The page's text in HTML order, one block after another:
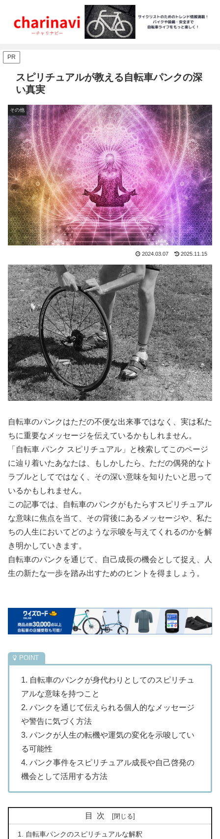
PR
スピリチュアルが教える自転車パンクの深
い真実
その他
2024.03.07 2025.11.15
自転車のパンクはただの不便な出来事ではなく、実は私た
ちに重要なメッセージを伝えているかもしれません。
「自転車 パンク スピリチュアル」と検索してこのページ
に辿り着いたあなたは、もしかしたら、ただの偶発的なト
ラブルとしてではなく、その深い意味を知りたいと思って
いるかもしれません。
この記事では、自転車のパンクがもたらすスピリチュアル
な意味に焦点を当て、その背後にあるメッセージや、私た
ちの人生においてどのような示唆を与えてくれるのかを解
き明かしていきます。
自転車のパンクを通じて、自己成長の機会として捉え、人
生の新たな一歩を踏み出すためのヒントを得ましょう。
1. 自転車のパンクが身代わりとしてのスピリチュ
アルな意味を持つこと
2. パンクを通じて伝えられる個人的なメッセージ
や警告に気づく方法
3. パンクが人生の転機や運気の変化を示唆してい
る可能性
4. パンク事件をスピリチュアル成長や自己啓発の
機会として活用する方法
目次
自転車パンクのスピリチュアルな解釈